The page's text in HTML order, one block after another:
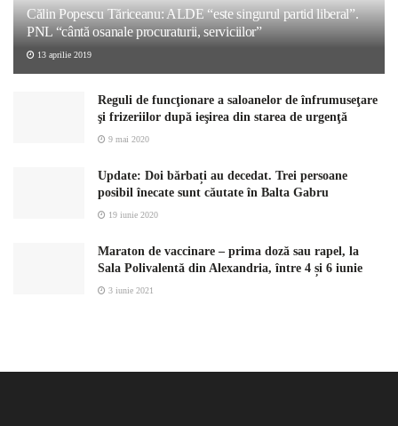
Călin Popescu Tăriceanu: ALDE “este singurul partid liberal”.
PNL “cântă osanale procuraturii, serviciilor”
13 aprilie 2019
Reguli de funcţionare a saloanelor de înfrumuseţare
şi frizeriilor după ieşirea din starea de urgenţă
9 mai 2020
Update: Doi bărbați au decedat. Trei persoane
posibil înecate sunt căutate în Balta Gabru
19 iunie 2020
Maraton de vaccinare – prima doză sau rapel, la
Sala Polivalentă din Alexandria, între 4 și 6 iunie
3 iunie 2021